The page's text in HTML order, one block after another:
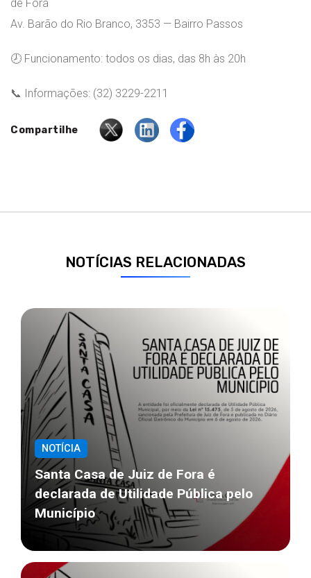
de Fora
Av. Barão do Rio Branco, 3353 — Bairro Passos
🕗 Funcionamento: todos os dias, das 8h às 20h
📞 Informações: (32) 3229-2211
Compartilhe
NOTÍCIAS RELACIONADAS
NOTÍCIA
Santa Casa de Juiz de Fora é
declarada de Utilidade Pública pelo
Município